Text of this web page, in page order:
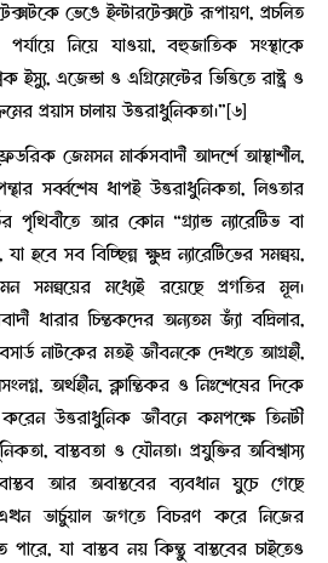
ভেঙে ইন্টারটেক্সটে রূপায়ণ, প্রচলিত
নিয়ে যাওয়া, বহুজাতিক সংস্থাকে
ইস্যু, এজেন্ডা ও এগ্রিমেন্টের ভিত্তিতে রাষ্ট্র ও
প্রয়াস চালায় উত্তরাধুনিকতা।”[৬]
জেমসন মার্কসবাদী আদর্শে আস্থাশীল,
সর্ব্বশেষ ধাপই উত্তরাধুনিকতা, লিওতার
পৃথিবীতে আর কোন “গ্র্যান্ড ন্যারেটিভ বা
যা হবে সব বিচ্ছিন্ন ক্ষুদ্র ন্যারেটিভের সমন্বয়,
সমন্বয়ের মধ্যেই রয়েছে প্রগতির মূল।
ধারার চিন্তকদের অন্যতম জ্যাঁ বদ্রিলার,
নাটকের মতই জীবনকে দেখতে আগ্রহী,
অর্থহীন, ক্লান্তিকর ও নিঃশেষের দিকে
করেন উত্তরাধুনিক জীবনে কমপক্ষে তিনটী
বাস্তবতা ও যৌনতা। প্রযুক্তির অবিশ্বাস্য
আর অবাস্তবের ব্যবধান ঘুচে গেছে
ভার্চুয়াল জগতে বিচরণ করে নিজের
যা বাস্তব নয় কিন্তু বাস্তবের চাইতেও